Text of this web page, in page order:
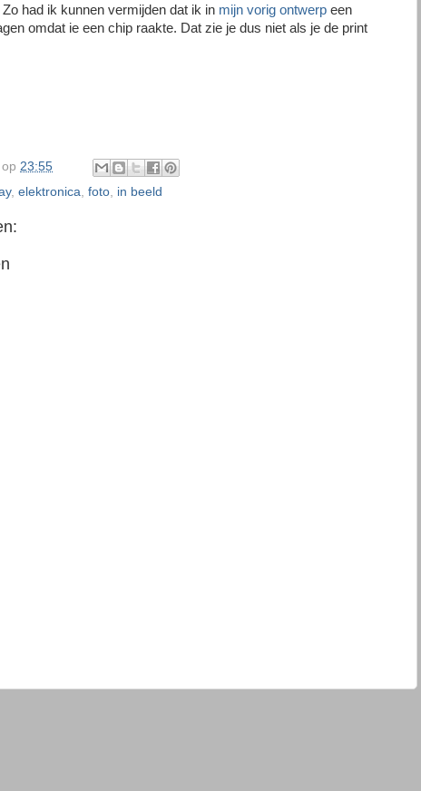
had ik kunnen vermijden dat ik in mijn vorig ontwerp een
omdat ie een chip raakte. Dat zie je dus niet als je de print
op 23:55
, elektronica foto in beeld